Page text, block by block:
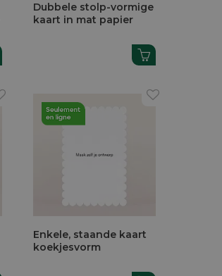
Dubbele stolp-vormige
kaart in mat papier
Enkele, staande kaart
koekjesvorm